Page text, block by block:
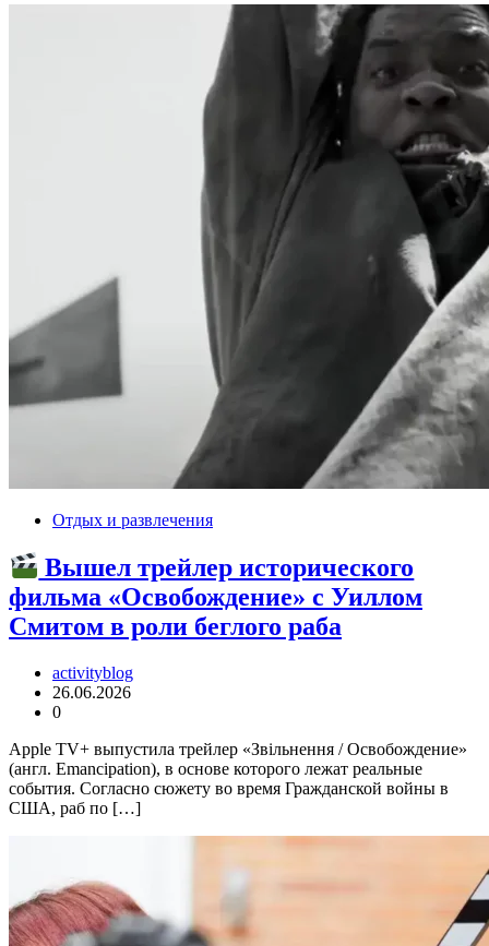
Отдых и развлечения
Вышел трейлер исторического
фильма «Освобождение» с Уиллом
Смитом в роли беглого раба
activityblog
26.06.2026
0
Apple TV+ выпустила трейлер «Звільнення / Освобождение»
(англ. Emancipation), в основе которого лежат реальные
события. Согласно сюжету во время Гражданской войны в
США, раб по […]